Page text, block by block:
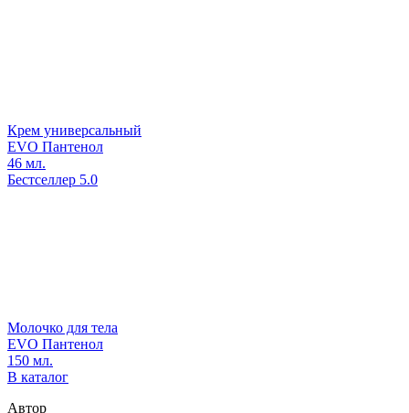
Крем универсальный
EVO Пантенол
46 мл.
Бестселлер 5.0
Молочко для тела
EVO Пантенол
150 мл.
В каталог
Автор